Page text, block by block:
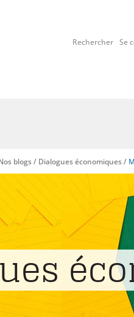
Rechercher Se
blogs/ Dialogues économiques/